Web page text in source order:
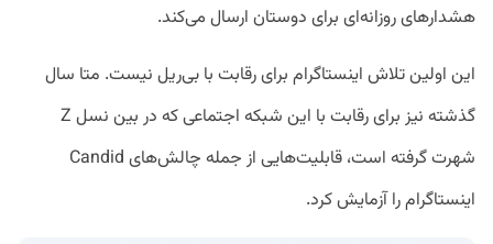
هشدارهای روزانه‌ای برای دوستان ارسال می‌کند.
این اولین تلاش اینستاگرام برای رقابت با بی‌ریل نیست. متا سال
گذشته نیز برای رقابت با این شبکه اجتماعی که در بین نسل Z
شهرت گرفته است، قابلیت‌هایی از جمله چالش‌های Candid
اینستاگرام را آزمایش کرد.